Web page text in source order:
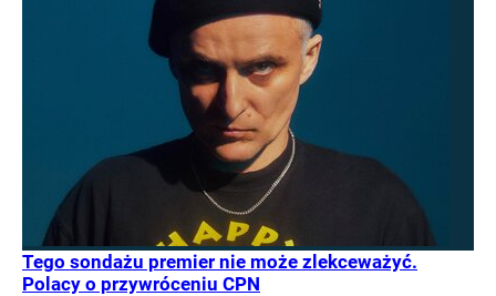
Tego sondażu premier nie może zlekceważyć.
Polacy o przywróceniu CPN